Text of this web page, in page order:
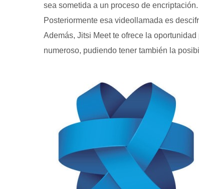
sea sometida a un proceso de encriptación.
Posteriormente esa videollamada es
Además, Jitsi Meet te ofrece la
numeroso, pudiendo tener también la